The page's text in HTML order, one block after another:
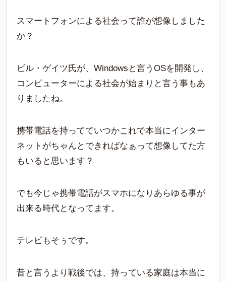
スマートフォンによる社会って誰が想像しました
か？
ビル・ゲイツ氏が、Windowsと言うOSを開発し、
コンピューターによる社会が始まりと言う事もあ
りましたね。
携帯電話を持ってていつかこれで本当にインター
ネットがちゃんとできればなぁって想像してた方
もいると思います？
でも今じゃ携帯電話がスマホになりあらゆる事が
出来る時代となってます。
テレビもそぅです。
昔と言うより戦後では、持っている家庭は本当に